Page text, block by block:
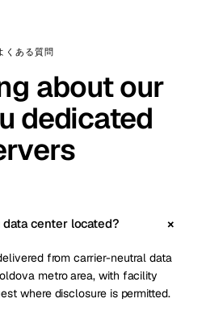
くある質問
about our
dedicated
center located?
from carrier-neutral data
metro area, with facility
where disclosure is permitted.